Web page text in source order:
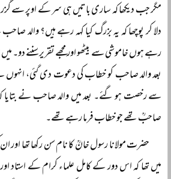
مگر جب دیکھا کہ ساری باتیں ہی سر کے اوپر سے گزر
دلا کر پوچھا کہ یہ بزرگ کیا کہہ رہے ہیں؟ والد صاحب
رہے ہوں خاموشی سے بیٹھو اور مجھے تقریر سننے دو۔
بعد والد صاحب کو خطاب کی دعوت دی گئی، انہوں
سے رخصت ہو گئے۔ بعد میں والد صاحب نے بتایا
صاحبؒ تھے جو خطاب فرما رہے تھے۔
حضرت مولانا رسول خانؒ کا نام سن رکھا تھا اور
میں تھا کہ اس دور کے کامل علماء کرام کے استاد